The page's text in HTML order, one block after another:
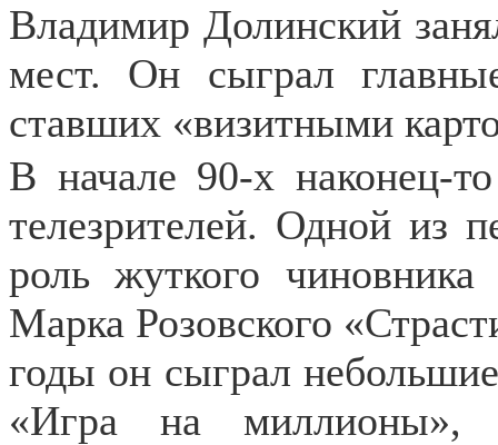
Владимир Долинский
мест. Он сыграл
ставших «визитными
В начале 90-х наконец-
телезрителей. Одной из
роль жуткого
Марка Розовского
годы он сыграл
«Игра на миллионы»,